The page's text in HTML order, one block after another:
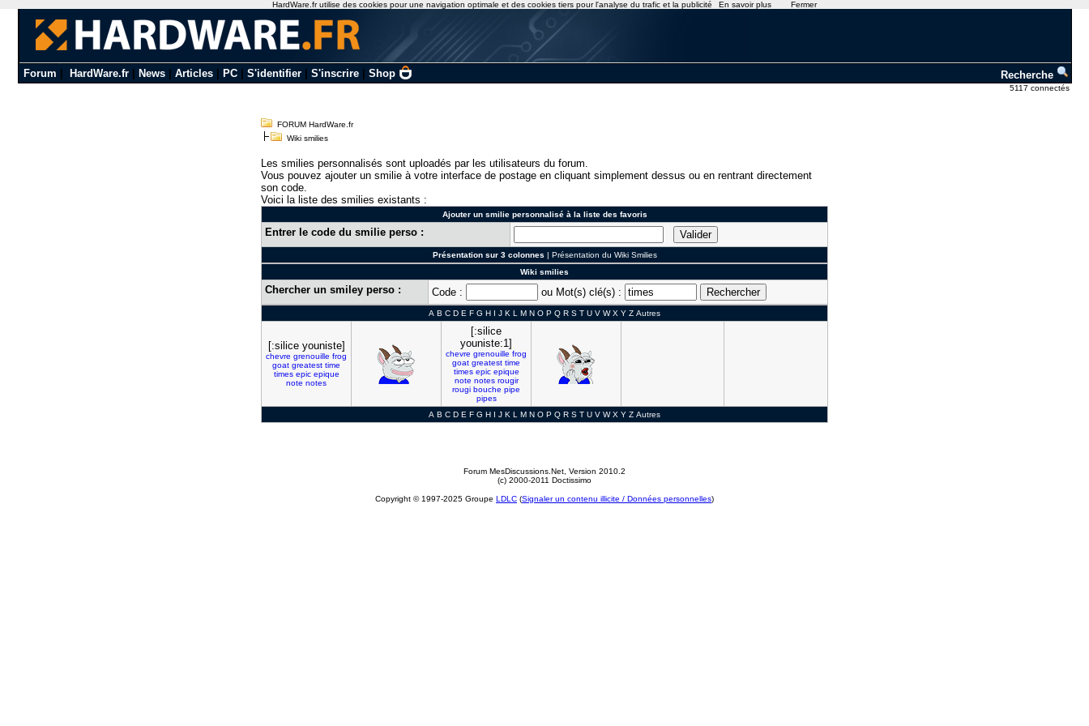
Forum HardWare.fr| News| Articles| PC| S'identifier| S'inscrire| Shop Recherche
5117 connectés
FORUM HardWare.fr
Wiki smilies
Les smilies personnalisés sont uploadés par les utilisateurs du forum.
Vous pouvez ajouter un smilie à votre interface de postage en cliquant simplement dessus ou en rentrant directement
son code.
Voici la liste des smilies existants :
Ajouter un smilie personnalisé à la liste des favoris
Entrer le code du smilie perso :
Présentation sur 3 colonnes | Présentation du Wiki Smilies
Wiki smilies
Chercher un smiley perso : Code : ou Mot(s) clé(s) :
A B C D E F G H I J K L M N O P Q R S T U V W X Y Z Autres
[:silice youniste]
chevre grenouille frog
goat greatest time
times epic epique
note notes
[:silice
youniste:1]
chevre grenouille frog
goat greatest time
times epic epique
note notes rougir
rougi bouche pipe
pipes
A B C D E F G H I J K L M N O P Q R S T U V W X Y Z Autres
Forum MesDiscussions.Net , Version 2010.2
(c) 2000-2011 Doctissimo
Copyright © 1997-2025 Groupe LDLC (Signaler un contenu illicite / Données personnelles)
HardWare.fr utilise des cookies pour une navigation optimale et des cookies tiers pour l'analyse du trafic et la publicité En savoir plus Fermer